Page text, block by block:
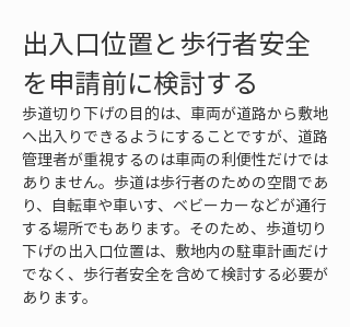
出入口位置と歩行者安全
を申請前に検討する
歩道切り下げの目的は、車両が道路から敷地
へ出入りできるようにすることですが、道路
管理者が重視するのは車両の利便性だけでは
ありません。歩道は歩行者のための空間であ
り、自転車や車いす、ベビーカーなどが通行
する場所でもあります。そのため、歩道切り
下げの出入口位置は、敷地内の駐車計画だけ
でなく、歩行者安全を含めて検討する必要が
あります。